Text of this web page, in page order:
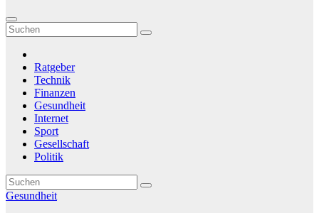
Ratgeber
Technik
Finanzen
Gesundheit
Internet
Sport
Gesellschaft
Politik
Gesundheit